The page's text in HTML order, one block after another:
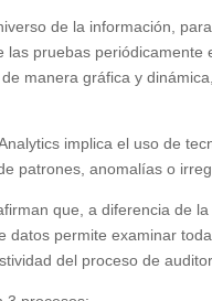
de la información,
las pruebas
manera gráfica y
implica el uso de
patrones, anomalías o
que, a diferencia de
datos permite examinar
del proceso de